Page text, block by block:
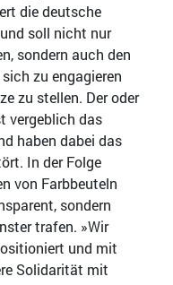
die deutsche
soll nicht nur
sondern auch den
zu engagieren
zu stellen. Der oder
vergeblich das
haben dabei das
In der Folge
von Farbbeuteln
sondern
trafen. »Wir
und mit
Solidarität mit